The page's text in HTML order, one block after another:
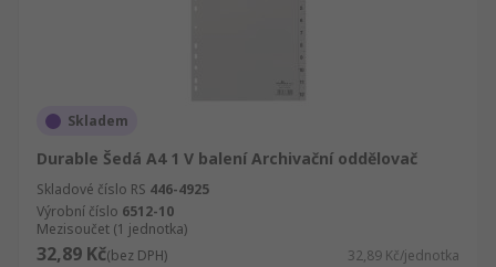
Skladem
Durable Šedá A4 1 V balení Archivační oddělovač
Skladové číslo RS 446-4925
Výrobní číslo 6512-10
Mezisoučet (1 jednotka)
32,89 Kč(bez DPH) 32,89 Kč/jednotka